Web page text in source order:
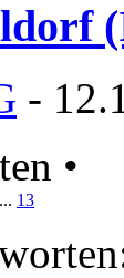
-
•
... 13